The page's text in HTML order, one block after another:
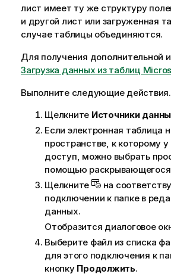
лист имеет ту же структуру
и другой лист или загруженная
случае таблицы объединяются.
Для получения дополнительной
Загрузка данных из таблиц
Выполните следующие действия.
Щелкните Источники
Если электронная таблица
пространстве, к которому у
доступ, можно выбрать
помощью
Щелкните
на
подключении к папке в
данных.
Отобразится диалоговое
Выберите файл из списка
для этого подключения к
кнопку Продолжить.